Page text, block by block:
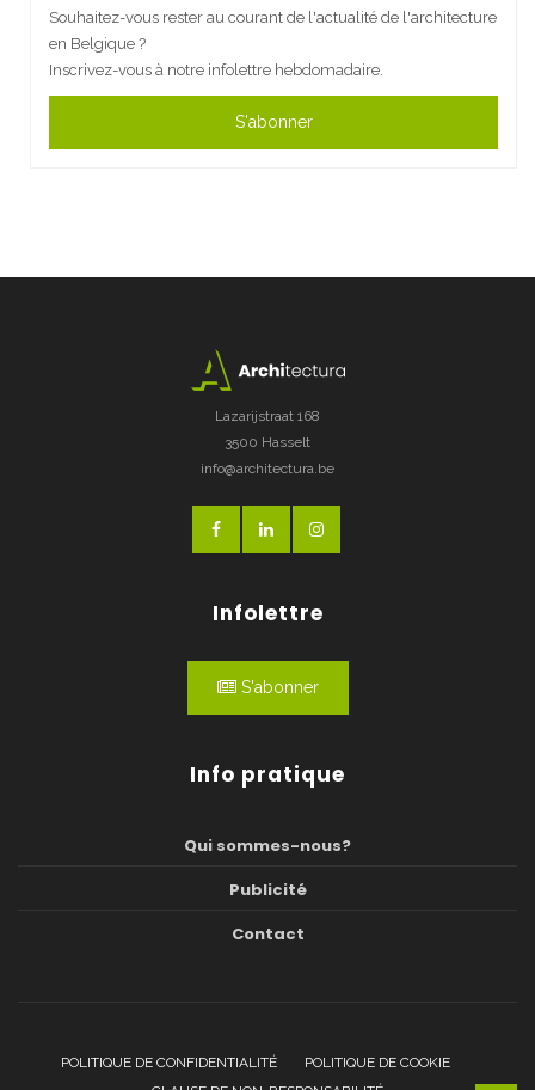
Souhaitez-vous rester au courant de l'actualité de l'architecture
en Belgique ?
Inscrivez-vous à notre infolettre hebdomadaire.
S'abonner
Lazarijstraat 168
3500 Hasselt
info@architectura.be
Infolettre
S'abonner
Info pratique
Qui sommes-nous?
Publicité
Contact
POLITIQUE DE CONFIDENTIALITÉ
POLITIQUE DE COOKIE